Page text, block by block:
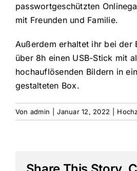
passwortgeschützten
mit Freunden und Familie.
Außerdem erhaltet ihr bei der
über 8h einen USB-Stick mit
hochauflösenden Bildern in
gestalteten Box.
Von admin Januar 12, 2022